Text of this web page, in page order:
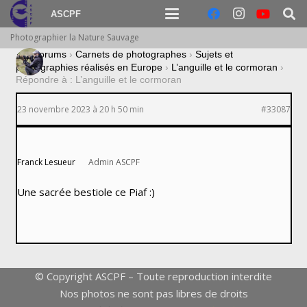
ASCPF
Photographier la Nature Sauvage
› Forums › Carnets de photographes › Sujets et
photographies réalisés en Europe › L’anguille et le cormoran ›
Répondre à : L’anguille et le cormoran
23 novembre 2023 à 20 h 50 min #33087
Franck Lesueur Admin ASCPF
Une sacrée bestiole ce Piaf :)
© Copyright ASCPF – Toute reproduction interdite
Nos photos ne sont pas libres de droits